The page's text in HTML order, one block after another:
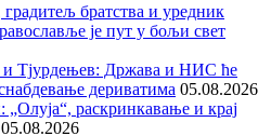
братства и уредник
је пут у бољи свет
Тјурдењев: Држава и НИС ће
дериватима 05.08.2026
раскринкавање и крај
05.08.2026